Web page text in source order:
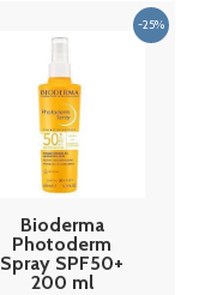
Bioderma
Photoderm
Spray SPF50+
200 ml